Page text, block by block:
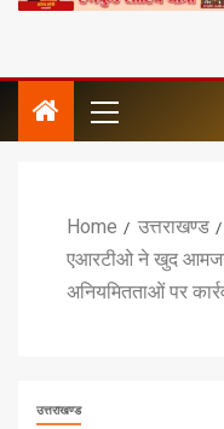
Home
उत्तराखण्ड
एआरटीओ ने खुद
अनियमितताओं पर
उत्तराखण्ड